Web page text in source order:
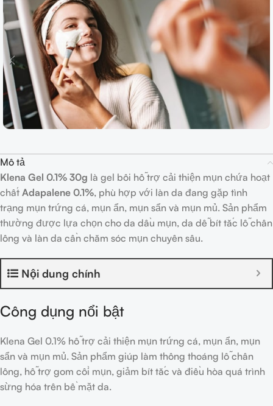
Mô tả
Klena Gel 0.1% 30g là gel bôi hỗ trợ cải thiện mụn chứa hoạt
chất Adapalene 0.1%, phù hợp với làn da đang gặp tình
trạng mụn trứng cá, mụn ẩn, mụn sẩn và mụn mủ. Sản phẩm
thường được lựa chọn cho da dầu mụn, da dễ bít tắc lỗ chân
lông và làn da cần chăm sóc mụn chuyên sâu.
Nội dung chính
Công dụng nổi bật
Klena Gel 0.1% hỗ trợ cải thiện mụn trứng cá, mụn ẩn, mụn
sẩn và mụn mủ. Sản phẩm giúp làm thông thoáng lỗ chân
lông, hỗ trợ gom cồi mụn, giảm bít tắc và điều hòa quá trình
sừng hóa trên bề mặt da.